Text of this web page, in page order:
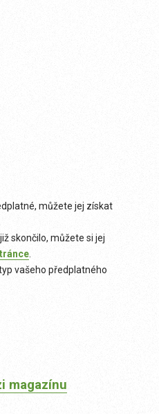
můžete jej získat
skončilo, můžete si jej
vašeho předplatného
magazínu